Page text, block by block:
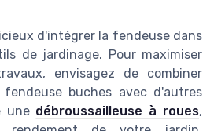
d'intégrer la fendeuse dans
de jardinage. Pour maximiser
envisagez de combiner
buches avec d'autres
une débroussailleuse à roues,